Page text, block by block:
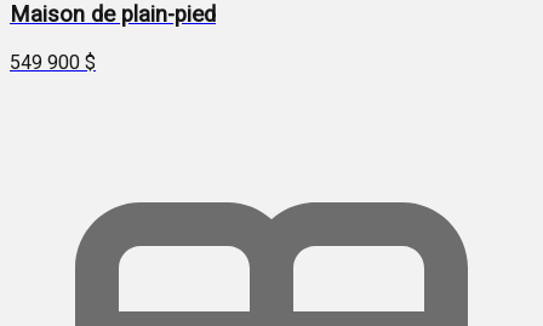
Maison de plain-pied
549 900 $